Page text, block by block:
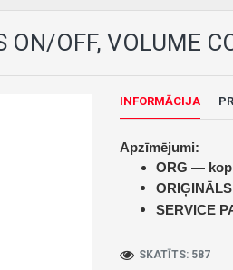
OFF, VOLUME
INFORMĀCIJA
Apzīmējumi:
ORG —
SERVICE
SKATĪTS: 587